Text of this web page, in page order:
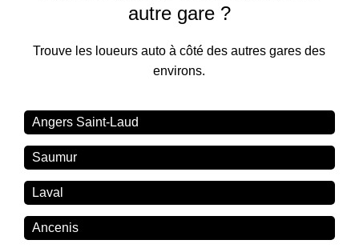
autre gare ?
Trouve les loueurs auto à côté des autres gares des
environs.
Angers Saint-Laud
Saumur
Laval
Ancenis